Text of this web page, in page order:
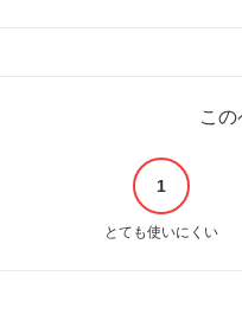
こ
1
とても使いにくい